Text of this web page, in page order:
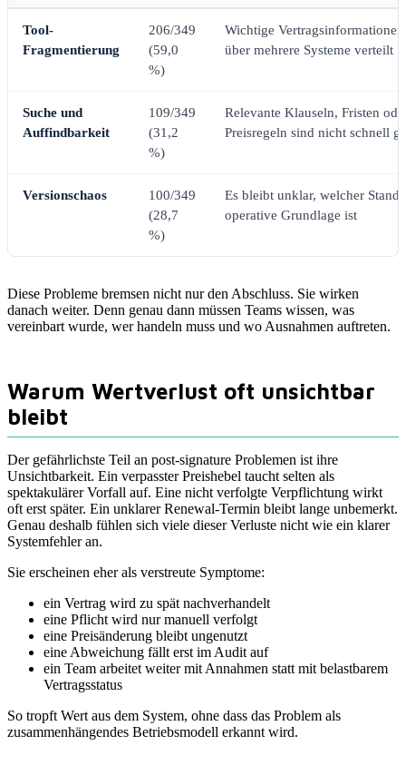
Tool-
Fragmentierung
206/349
(59,0
%)
Wichtige
über mehrere Systeme verteilt
Suche und
Auffindbarkeit
109/349
(31,2
%)
Relevante Klauseln, Fristen
Preisregeln sind nicht schnell
Versionschaos
100/349
(28,7
%)
Es bleibt unklar, welcher Stand
operative Grundlage ist
Diese Probleme bremsen nicht nur den Abschluss. Sie wirken
danach weiter. Denn genau dann müssen Teams wissen, was
vereinbart wurde, wer handeln muss und wo Ausnahmen auftreten.
Warum Wertverlust oft unsichtbar
bleibt
Der gefährlichste Teil an post-signature Problemen ist ihre
Unsichtbarkeit. Ein verpasster Preishebel taucht selten als
spektakulärer Vorfall auf. Eine nicht verfolgte Verpflichtung wirkt
oft erst später. Ein unklarer Renewal-Termin bleibt lange unbemerkt.
Genau deshalb fühlen sich viele dieser Verluste nicht wie ein klarer
Systemfehler an.
Sie erscheinen eher als verstreute Symptome:
ein Vertrag wird zu spät nachverhandelt
eine Pflicht wird nur manuell verfolgt
eine Preisänderung bleibt ungenutzt
eine Abweichung fällt erst im Audit auf
ein Team arbeitet weiter mit Annahmen statt mit belastbarem
Vertragsstatus
So tropft Wert aus dem System, ohne dass das Problem als
zusammenhängendes Betriebsmodell erkannt wird.